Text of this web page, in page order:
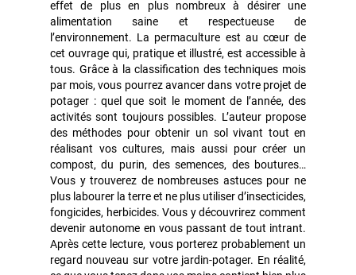
effet de plus en plus nombreux à désirer une
alimentation saine et respectueuse de
l’environnement. La permaculture est au cœur de
cet ouvrage qui, pratique et illustré, est accessible à
tous. Grâce à la classification des techniques mois
par mois, vous pourrez avancer dans votre projet de
potager : quel que soit le moment de l’année, des
activités sont toujours possibles. L’auteur propose
des méthodes pour obtenir un sol vivant tout en
réalisant vos cultures, mais aussi pour créer un
compost, du purin, des semences, des boutures…
Vous y trouverez de nombreuses astuces pour ne
plus labourer la terre et ne plus utiliser d’insecticides,
fongicides, herbicides. Vous y découvrirez comment
devenir autonome en vous passant de tout intrant.
Après cette lecture, vous porterez probablement un
regard nouveau sur votre jardin-potager. En réalité,